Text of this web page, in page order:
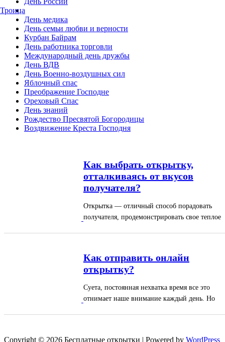
Троица
День медика
День семьи любви и верности
Курбан Байрам
День работника торговли
Международный день дружбы
День ВДВ
День Военно-воздушных сил
Яблочный спас
Преображение Господне
Ореховый Спас
День знаний
Рождество Пресвятой Богородицы
Воздвижение Креста Господня
Как выбрать открытку,
отталкиваясь от вкусов
получателя?
Открытка — отличный способ порадовать
получателя, продемонстрировать свое теплое
отличаются дизайном, стилем и содержанием
пожеланий....
Как отправить онлайн
открытку?
Суета, постоянная нехватка время все это
отнимает наше внимание каждый день. Но
Copyright © 2026 Бесплатные открытки | Powered by WordPress